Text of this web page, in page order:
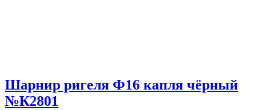
Шарнир ригеля Ф16 капля чёрный
№К2801